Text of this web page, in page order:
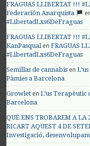
FRAGUAS LLIBERTAT !!!
Federación Anarquista
#LibertadLxs6DeFraguas
FRAGUAS LLIBERTAT !!!
KanPasqualenFRAGUAS
#LibertadLxs6DeFraguas
Semillas de cannabis en
Pàmies a Barcelona
Growlet enL’us Terapèutic
Barcelona
QUÈ ENS TROBAREM A LA
RICART AQUEST 4 DE
Investigació,